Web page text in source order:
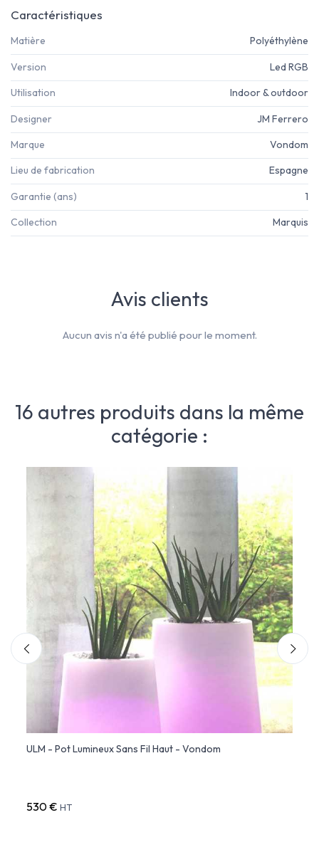
Caractéristiques
Matière Polyéthylène
Version Led RGB
Utilisation Indoor & outdoor
Designer JM Ferrero
Marque Vondom
Lieu de fabrication Espagne
Garantie (ans) 1
Collection Marquis
Avis clients
Aucun avis n'a été publié pour le moment.
16 autres produits dans la même
catégorie :
ULM - Pot Lumineux Sans Fil Haut - Vondom
530 € HT